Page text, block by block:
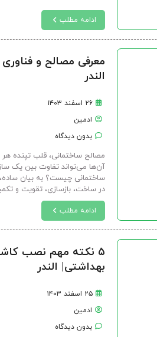
ادامه مطلب
معرفی مصالح و
الندر
۲۶ اسفند ۱۴۰۳
ادمین
بدون دیدگاه
مصالح ساختمانی، قلب تپنده
آن‌ها می‌تواند تفاوت بین یک
ساختمانی چیست؟ به بیان
در ساخت، بازسازی، تقویت و
ادامه مطلب
۵ نکته مهم نصب
بهداشتی| الندر
۲۵ اسفند ۱۴۰۳
ادمین
بدون دیدگاه